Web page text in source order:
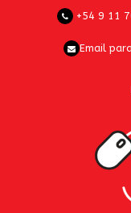
+54 9 11
Email